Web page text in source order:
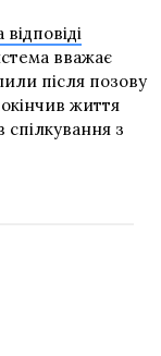
вважає
після позову
життя
спілкування з